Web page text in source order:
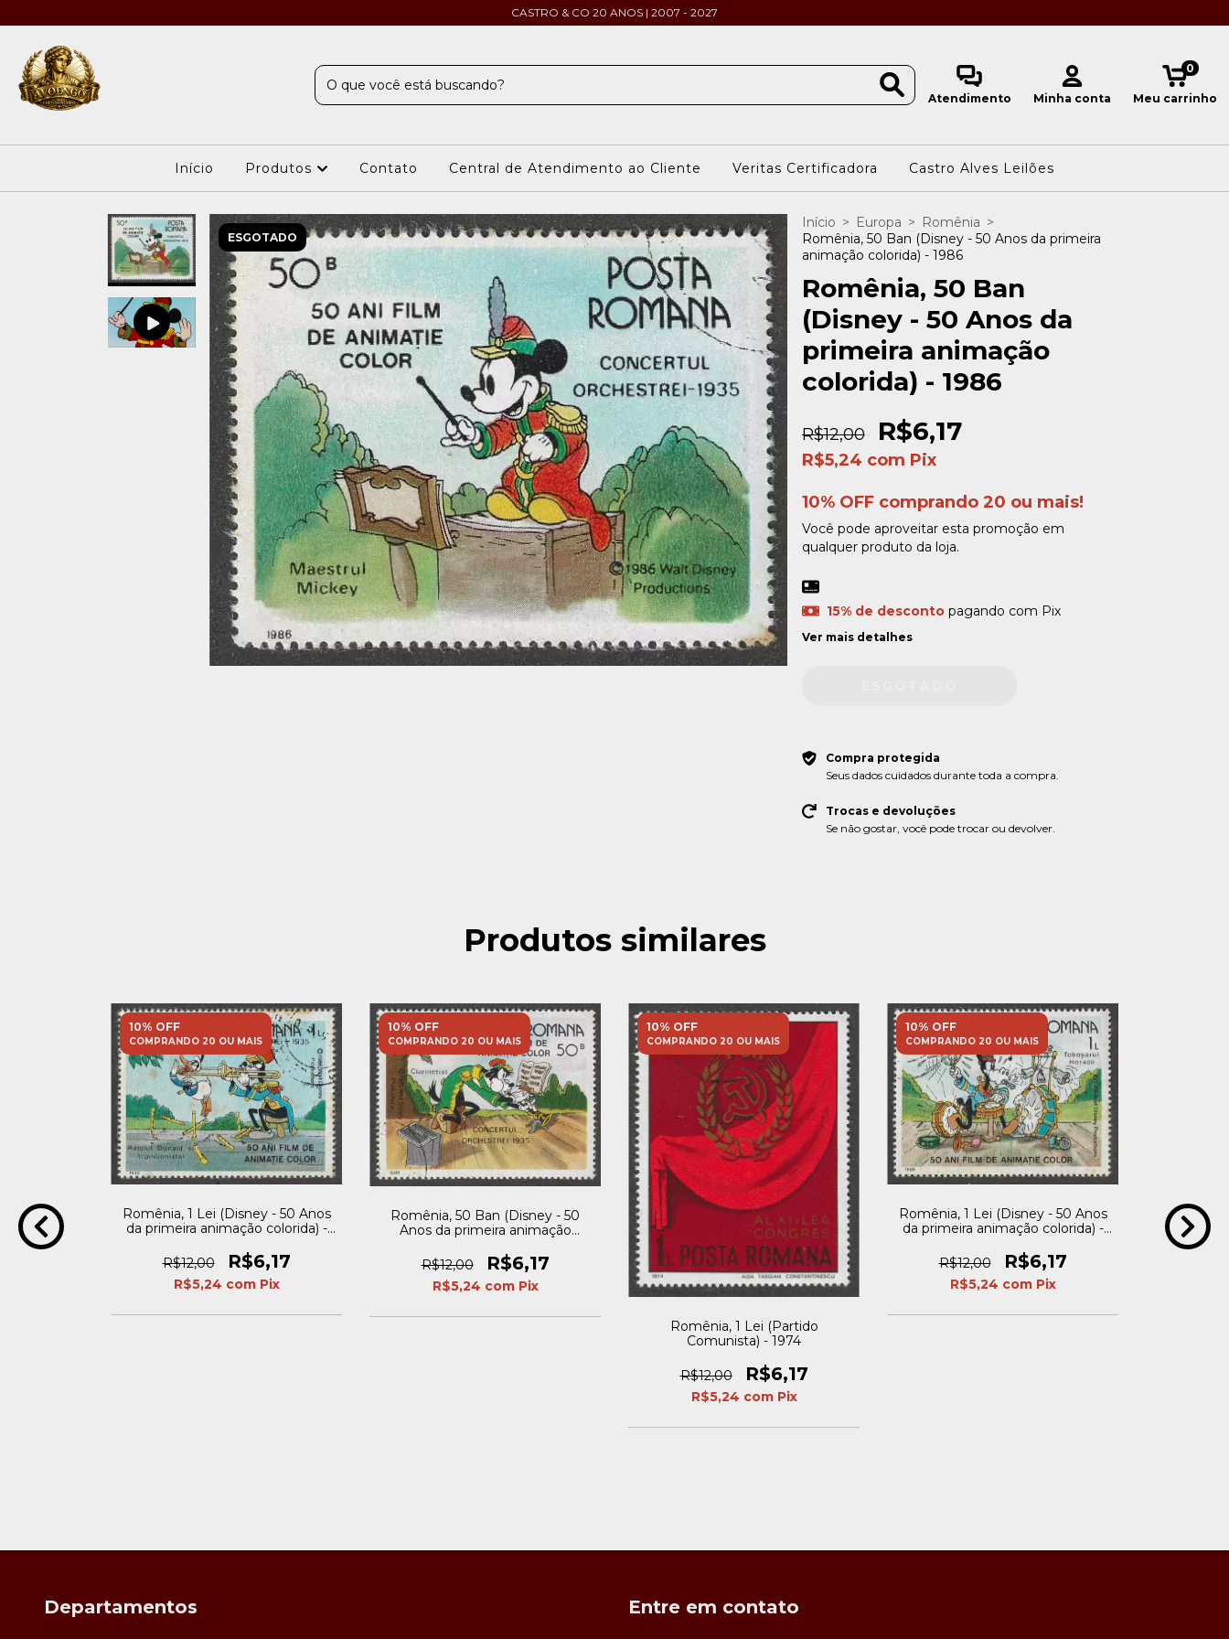
CASTRO & CO 20 ANOS | 2007 - 2027
Atendimento Minha conta Meu carrinho
0
Início Produtos Contato Central de Atendimento ao Cliente Veritas Certificadora Castro Alves Leilões
ESGOTADO
Início > Europa > Romênia >
Romênia, 50 Ban (Disney - 50 Anos da primeira
animação colorida) - 1986
Romênia, 50 Ban
(Disney - 50 Anos da
primeira animação
colorida) - 1986
R$12,00 R$6,17
R$5,24 com Pix
10% OFF comprando 20 ou mais!
Você pode aproveitar esta promoção em
qualquer produto da loja.
15% de descontopagando com Pix
Ver mais detalhes
Compra protegida
Seus dados cuidados durante toda a compra.
Trocas e devoluções
Se não gostar, você pode trocar ou devolver.
Produtos similares
10% OFF
COMPRANDO 20 OU MAIS
Romênia, 1 Lei (Disney - 50 Anos
da primeira animação colorida) -
R$12,00
R$6,17
R$5,24 com Pix
10% OFF
COMPRANDO 20 OU MAIS
Romênia, 50 Ban (Disney - 50
Anos da primeira animação
R$12,00
R$6,17
R$5,24 com Pix
10% OFF
COMPRANDO 20 OU MAIS
Romênia, 1 Lei (Partido
Comunista) - 1974
R$12,00 R$6,17
R$5,24 com Pix
10% OFF
COMPRANDO 20 OU MAIS
Romênia, 1 Lei (Disney - 50 Anos
da primeira animação colorida) -
R$12,00
R$6,17
R$5,24 com Pix
Departamentos Entre em contato